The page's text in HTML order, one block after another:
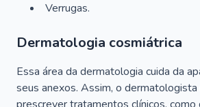
Verrugas.
Dermatologia cosmiátrica
Essa área da dermatologia cuida da
seus anexos. Assim, o